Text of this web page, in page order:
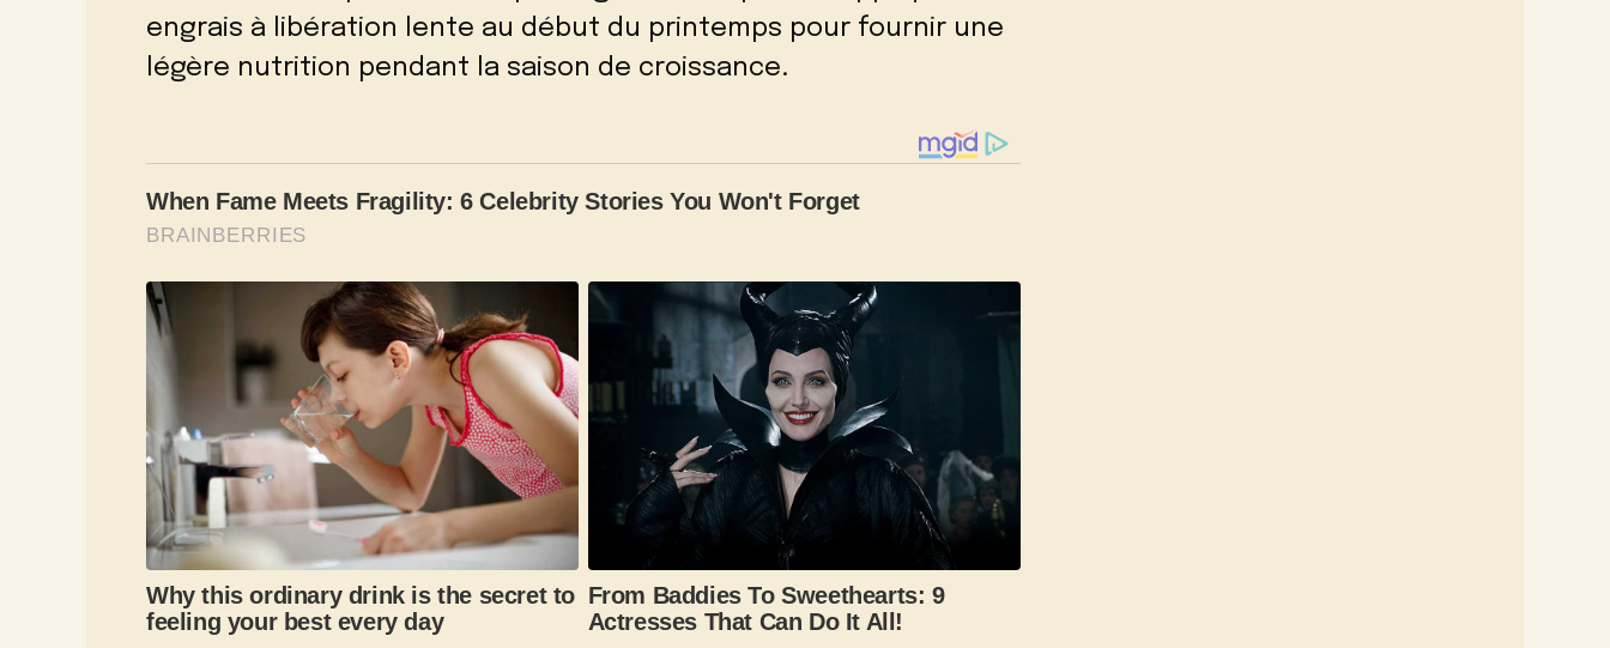
engrais à libération lente au début du printemps pour fournir une
légère nutrition pendant la saison de croissance.